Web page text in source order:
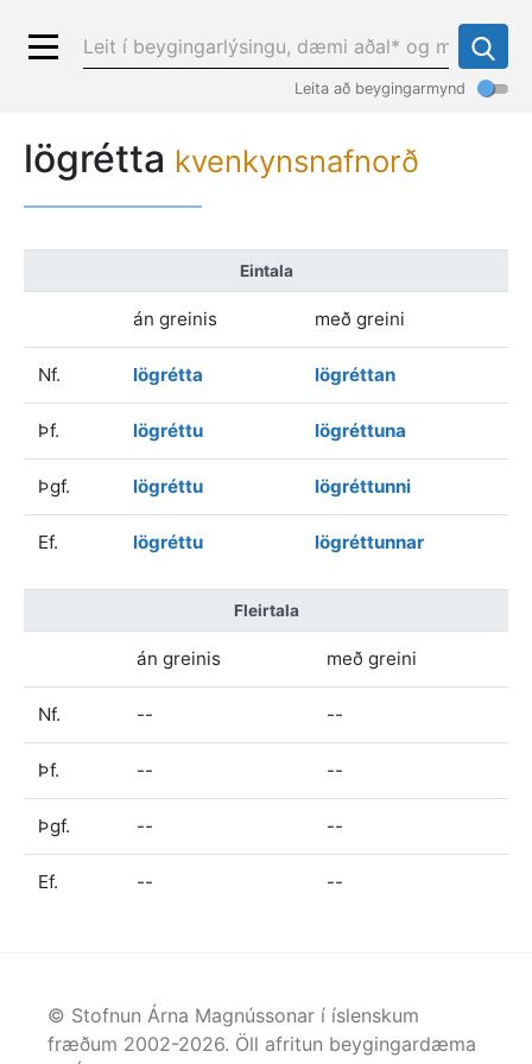
Leita að beygingarmynd
lögrétta kvenkynsnafnorð
Eintala
án greinis með greini
Nf. lögrétta lögréttan
Þf. lögréttu lögréttuna
Þgf. lögréttu lögréttunni
Ef. lögréttu lögréttunnar
Fleirtala
án greinis með greini
Nf. -- --
Þf. -- --
Þgf. -- --
Ef. -- --
© Stofnun Árna Magnússonar í íslenskum
fræðum 2002-2026. Öll afritun beygingardæma